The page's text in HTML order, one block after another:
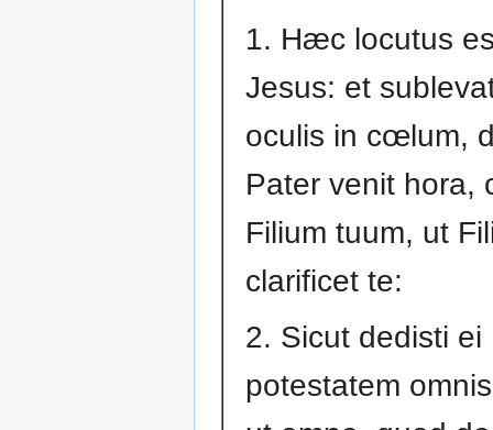
1. Hæc locutus
Jesus: et
oculis in cœlum,
Pater venit hora,
Filium tuum, ut
clarificet te:
2. Sicut dedisti ei
potestatem